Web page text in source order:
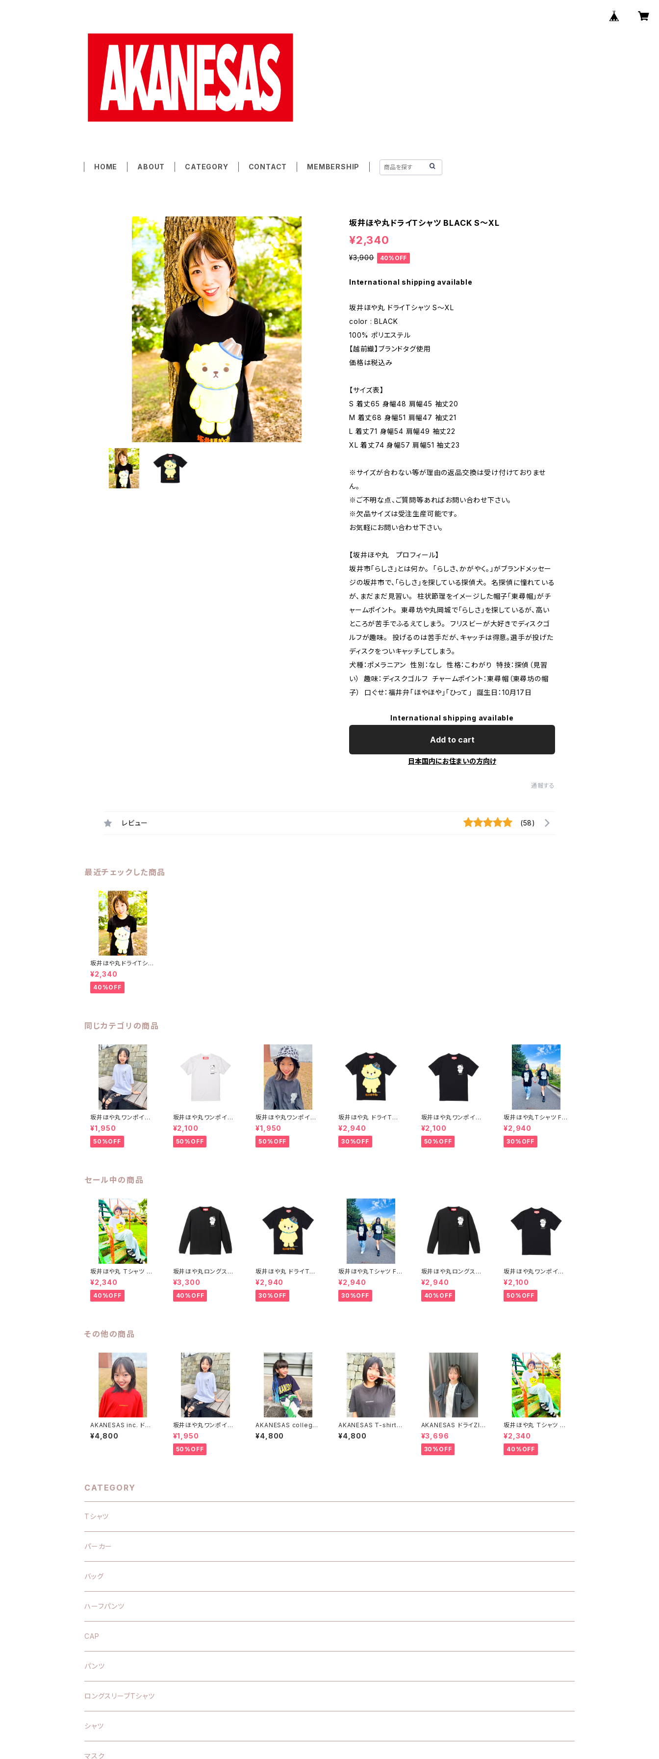
HOME ABOUT CATEGORY CONTACT MEMBERSHIP
坂井ほや丸ドライTシャツ BLACK S〜XL
¥2,340
¥3,900 40%OFF
International shipping available
坂井ほや丸 ドライTシャツ S〜XL
color : BLACK
100% ポリエステル
【越前織】ブランドタグ使用
価格は税込み
【サイズ表】
S 着丈65 身幅48 肩幅45 袖丈20
M 着丈68 身幅51 肩幅47 袖丈21
L 着丈71 身幅54 肩幅49 袖丈22
XL 着丈74 身幅57 肩幅51 袖丈23
※サイズが合わない等が理由の返品交換は受け付けておりませ
ん。
※ご不明な点、ご質問等あればお問い合わせ下さい。
※欠品サイズは受注生産可能です。
お気軽にお問い合わせ下さい。
【坂井ほや丸 プロフィール】
坂井市「らしさ」とは何か。 「らしさ、かがやく。」がブランドメッセー
ジの坂井市で、「らしさ」を探している探偵犬。 名探偵に憧れている
が、まだまだ見習い。 柱状節理をイメージした帽子「東尋帽」がチ
ャームポイント。 東尋坊や丸岡城で「らしさ」を探しているが、高い
ところが苦手でふるえてしまう。 フリスビーが大好きでディスクゴ
ルフが趣味。 投げるのは苦手だが、キャッチは得意。選手が投げた
ディスクをついキャッチしてしまう。
犬種：ポメラニアン 性別：なし 性格：こわがり 特技：探偵（見習
い） 趣味：ディスクゴルフ チャームポイント：東尋帽（東尋坊の帽
子） 口ぐせ：福井弁「ほやほや」「ひって」 誕生日：10月17日
International shipping available
Add to cart
日本国内にお住まいの方向け
通報する
レビュー (58)
最近チェックした商品
坂井ほや丸ドライTシャ
ツ BLACK S〜XL
¥2,340
40%OFF
同じカテゴリの商品
坂井ほや丸ワンポイン
¥1,950
50%OFF
坂井ほや丸ワンポイン
トTシャツ 白 XXL
¥2,100
50%OFF
坂井ほや丸ワンポイン
¥1,950
50%OFF
坂井ほや丸 ドライTシャ
¥2,940
30%OFF
坂井ほや丸ワンポイン
¥2,100
50%OFF
坂井ほや丸Tシャツ FR
ONT&BACK 黒 XXL
¥2,940
30%OFF
セール中の商品
坂井ほや丸 Tシャツ W
HITE S〜XL
¥2,340
40%OFF
坂井ほや丸ロングスリ
ーブTシャツ 黒 XXL
¥3,300
40%OFF
坂井ほや丸 ドライTシャ
¥2,940
30%OFF
坂井ほや丸Tシャツ FR
ONT&BACK 黒 XXL
¥2,940
30%OFF
坂井ほや丸ロングスリ
ーブTシャツ黒S〜XL
¥2,940
40%OFF
坂井ほや丸ワンポイン
¥2,100
50%OFF
その他の商品
AKANESAS inc. ドラ
イTシャツ RED×YELL
OW
¥4,800
坂井ほや丸ワンポイン
¥1,950
50%OFF
AKANESAS college l
ogo T-shirt NAVY
¥4,800
AKANESAS T-shirt C
HARCOAL×WHITE
¥4,800
AKANESAS ドライZIP
パーカー BLACK×WHI
TE
¥3,696
30%OFF
坂井ほや丸 Tシャツ W
HITE S〜XL
¥2,340
40%OFF
CATEGORY
Tシャツ
パーカー
バッグ
ハーフパンツ
CAP
パンツ
ロングスリーブTシャツ
シャツ
マスク